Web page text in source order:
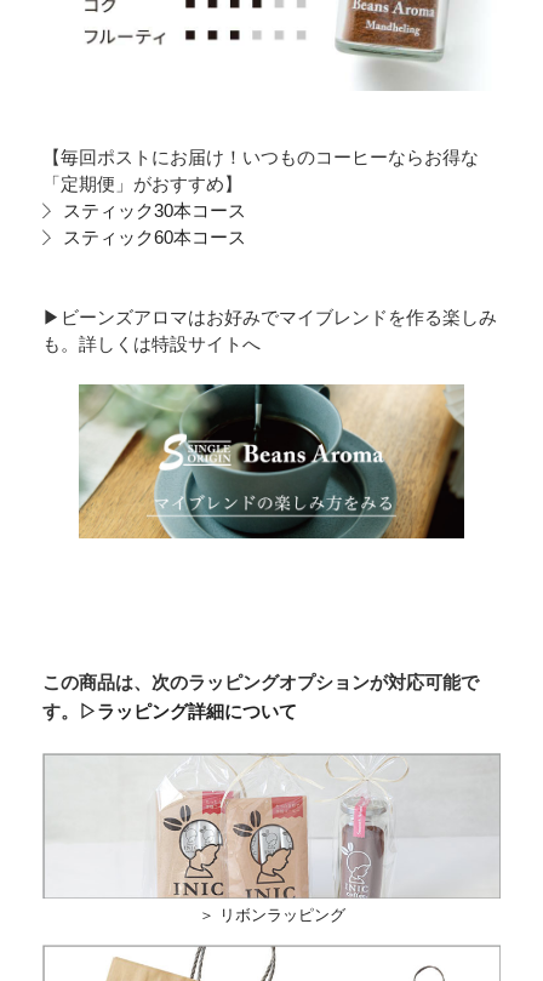
【毎回ポストにお届け！いつものコーヒーならお得な
「定期便」がおすすめ】
スティック30本コース
スティック60本コース
▶︎ビーンズアロマはお好みでマイブレンドを作る楽しみ
も。詳しくは特設サイトへ
この商品は、次のラッピングオプションが対応可能で
す。
▷ラッピング詳細について
＞ リボンラッピング